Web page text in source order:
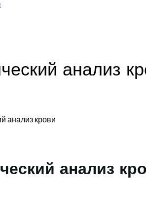
анализ
анализ крови
анализ